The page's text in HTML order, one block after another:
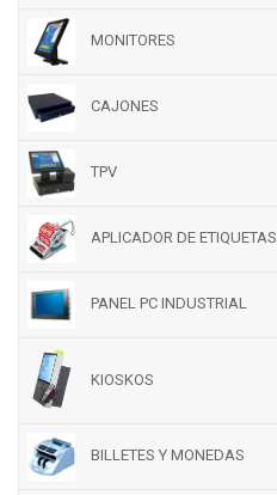
MONITORES
CAJONES
TPV
APLICADOR DE ETIQUETAS
PANEL PC INDUSTRIAL
KIOSKOS
BILLETES Y MONEDAS